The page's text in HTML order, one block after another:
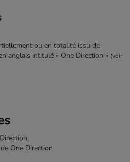
ou en totalité issu de
anglais intitulé « One Direction » (voir
One Direction